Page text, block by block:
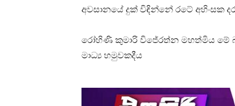
අවසානයේ දුක් විඳින්නේ රටේ අහිංසක
රෝහිණි කුමාරි විජේරත්න මහත්මිය මේ
මාධ්‍ය හමුවකදීය